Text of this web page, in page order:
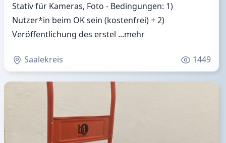
Stativ für Kameras, Foto - Bedingungen: 1)
Nutzer*in beim OK sein (kostenfrei) + 2)
Veröffentlichung des erstel ...mehr
Saalekreis 1449